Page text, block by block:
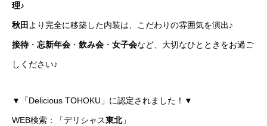
理♪
秋田 より完全に移築した内装は、こだわりの雰囲気を演出♪
接待・ 忘新年会 ・ 飲み会 ・ 女子会など、大切なひとときをお過ご
しください♪
▼「Delicious TOHOKU」に認定されました！▼
WEB検索：「デリシャス東北」